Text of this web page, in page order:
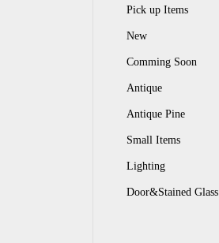
Pick up Items
New
Comming Soon
Antique
Antique Pine
Small Items
Lighting
Door&Stained Glass